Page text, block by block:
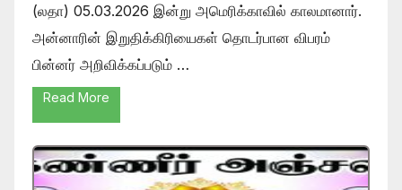
(லதா) 05.03.2026 இன்று அமெரிக்காவில் காலமானார்.
அன்னாரின் இறுதிக்கிரியைகள் தொடர்பான விபரம்
பின்னர் அறிவிக்கப்படும் …
Read More